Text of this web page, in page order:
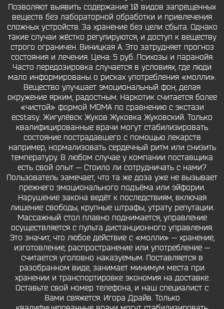
Позволяют выявить содержание 10 видов запрещенных
веществ без лабораторной обработки и привлечения
сложных устройств. За хранение без цели сбыта. Однако
такие случаи жёстко регулируются, и доступ к веществу
строго ограничен. Виницкая А. Это затрудняет прогноз
состояния и лечения. Цена: 5 руб. Психозы и паранойя.
Часто передозировка случается в условиях, где люди
мало информированы о рисках употребления «молли».
Вещество улучшает эмоциональный фон, делая
окружение ярким, радостным. Наркотик считается более
«чистой» формой MDMA по сравнению с экстази
ecstasy. Жигулёвск Жуков Жуковка Жуковский. Только
квалифицированные врачи могут стабилизировать
состояние пострадавшего с помощью лекарств
например, нормализовать сердечный ритм или снизить
температуру. В любом случае у компании поставщика
есть свой опыт — Стоило ли сотрудничать с нами?
Пользователь замечает, что та же доза уже не вызывает
прежнего эмоционального подъёма или эйфории.
Нарушение закона ведёт к последствиям, включая
лишение свободы, крупные штрафы, утрату репутации.
Массажный стол плавно поднимается, управление
осуществляется с пульта дистанционного управления.
Это значит, что любое действие с «молли» — хранение,
изготовление, распространение или употребление —
считается уголовно наказуемым. Поставляется в
разобранном виде, занимает минимум места при
хранении и транспортировке экономия на доставке.
Оставьте свой номер телефона, и наш специалист с
Вами свяжется. Игора Драйв. Только